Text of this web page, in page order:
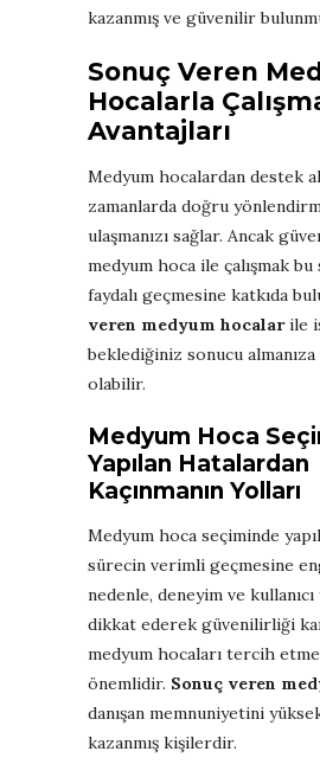
kazanmış ve güvenilir
Sonuç Veren
Hocalarla
Avantajları
Medyum hocalardan destek
zamanlarda doğru
ulaşmanızı sağlar. Ancak
medyum hoca ile çalışmak
faydalı geçmesine katkıda
veren medyum hocalarile
beklediğiniz sonucu almanıza
olabilir.
Medyum Hoca
Yapılan Hatalardan
Kaçınmanın Yolları
Medyum hoca seçiminde
sürecin verimli geçmesine
nedenle, deneyim ve
dikkat ederek güvenilirliği
medyum hocaları tercih
önemlidir. Sonuç veren
danışan memnuniyetini
kazanmış kişilerdir.